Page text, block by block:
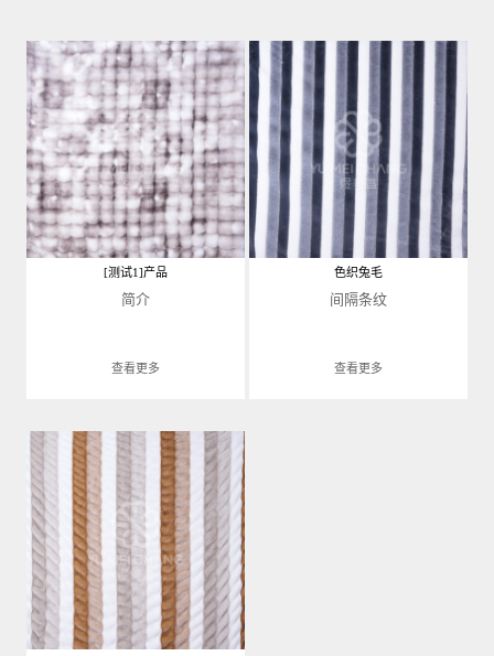
[测试1]产品
简介
查看更多
色织兔毛
间隔条纹
查看更多